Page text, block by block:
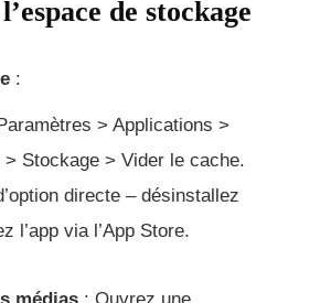
de stockage
:
> Applications >
> Stockage > Vider le cache.
directe – désinstallez
l’app via l’App Store.